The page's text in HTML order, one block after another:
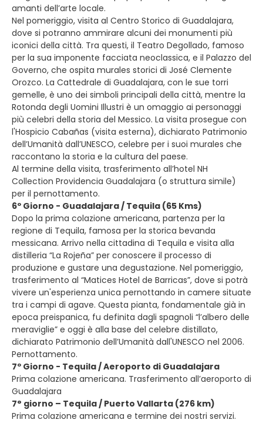
amanti dell’arte locale.
Nel pomeriggio, visita al Centro Storico di Guadalajara,
dove si potranno ammirare alcuni dei monumenti più
iconici della città. Tra questi, il Teatro Degollado, famoso
per la sua imponente facciata neoclassica, e il Palazzo del
Governo, che ospita murales storici di José Clemente
Orozco. La Cattedrale di Guadalajara, con le sue torri
gemelle, è uno dei simboli principali della città, mentre la
Rotonda degli Uomini Illustri è un omaggio ai personaggi
più celebri della storia del Messico. La visita prosegue con
l'Hospicio Cabañas (visita esterna), dichiarato Patrimonio
dell’Umanità dall’UNESCO, celebre per i suoi murales che
raccontano la storia e la cultura del paese.
Al termine della visita, trasferimento all’hotel NH
Collection Providencia Guadalajara (o struttura simile)
per il pernottamento.
6º Giorno - Guadalajara / Tequila (65 Kms)
Dopo la prima colazione americana, partenza per la
regione di Tequila, famosa per la storica bevanda
messicana. Arrivo nella cittadina di Tequila e visita alla
distilleria “La Rojeña” per conoscere il processo di
produzione e gustare una degustazione. Nel pomeriggio,
trasferimento al “Matices Hotel de Barricas”, dove si potrà
vivere un'esperienza unica pernottando in camere situate
tra i campi di agave. Questa pianta, fondamentale già in
epoca preispanica, fu definita dagli spagnoli “l’albero delle
meraviglie” e oggi è alla base del celebre distillato,
dichiarato Patrimonio dell’Umanità dall'UNESCO nel 2006.
Pernottamento.
7º Giorno - Tequila / Aeroporto di Guadalajara
Prima colazione americana. Trasferimento all’aeroporto di
Guadalajara
7° giorno – Tequila / Puerto Vallarta (276 km)
Prima colazione americana e termine dei nostri servizi.